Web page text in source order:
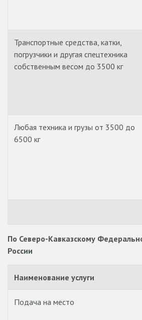
Транспортные средства, катки,
погрузчики и другая спецтехника
собственным весом до 3500 кг
Любая техника и грузы от 3500 до
6500 кг
По Северо-Кавказскому
России
Наименование услуги
Подача на место